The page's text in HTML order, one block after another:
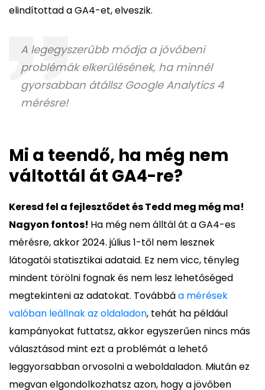
elindítottad a GA4-et, elveszik.
A legegyszerűbb módja a jövőbeni
problémák elkerülésének, ha minnél
gyorsabban átállsz Google Analytics 4
mérésre!
Mi a teendő, ha még nem
váltottál át GA4-re?
Keresd fel a fejlesztődet és Tedd meg még ma!
Nagyon fontos! Ha még nem álltál át a GA4-es
mérésre, akkor 2024. július 1-től nem lesznek
látogatói statisztikai adataid. Ez nem vicc, tényleg
mindent törölni fognak és nem lesz lehetőséged
megtekinteni az adatokat. Továbbáa mérések
valóban leállnak az oldaladon, tehát ha például
kampányokat futtatsz, akkor egyszerűen nincs más
választásod mint ezt a problémát a lehető
leggyorsabban orvosolni a weboldaladon. Miután ez
megvan elgondolkozhatsz azon, hogy a jövőben